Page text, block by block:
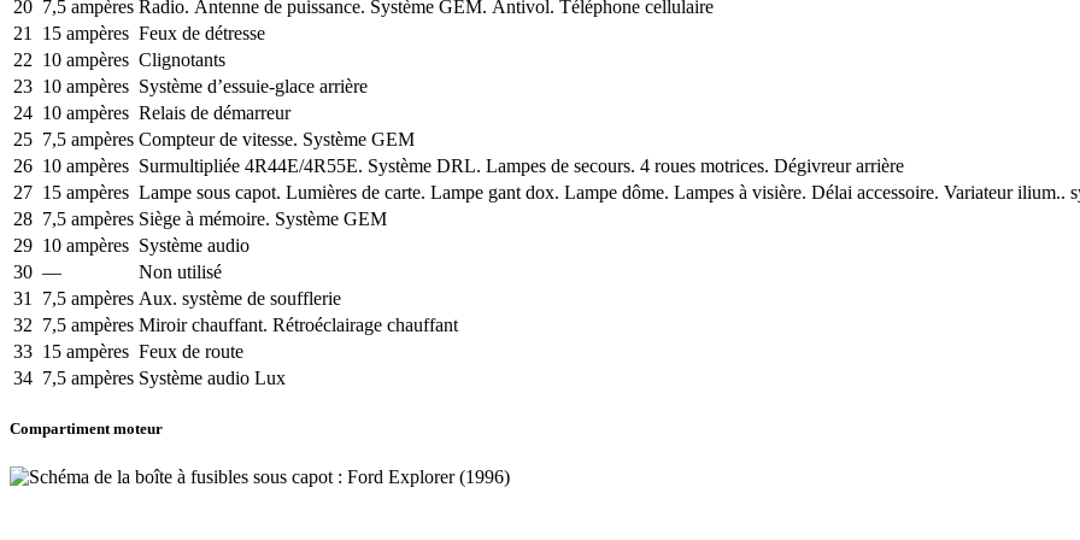
20 7,5 ampères Radio. Antenne de puissance. Système GEM. Antivol. Téléphone cellulaire
21
15 ampères Feux de détresse
22 10 ampères Clignotants
23 10 ampères Système d’essuie-glace arrière
24 10 ampères Relais de démarreur
25 7,5 ampères Compteur de vitesse. Système GEM
26 10 ampères Surmultipliée 4R44E/4R55E. Système DRL. Lampes de secours. 4 roues motrices. Dégivreur arrière
27 15 ampères Lampe sous capot. Lumières de carte. Lampe gant dox. Lampe dôme. Lampes à visière. Délai accessoire. Variateur ilium..
28 7,5 ampères Siège à mémoire. Système GEM
29 10 ampères Système audio
30 —
Non utilisé
31
7,5 ampères Aux. système de soufflerie
32 7,5 ampères Miroir chauffant. Rétroéclairage chauffant
33 15 ampères Feux de route
34 7,5 ampères Système audio Lux
Compartiment moteur